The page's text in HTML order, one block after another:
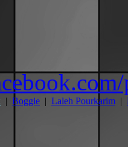
| Boggie | Laleh Pourkarim |